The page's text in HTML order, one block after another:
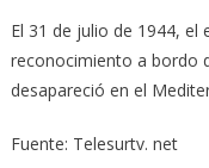
El 31 de julio de 1944, el
reconocimiento a bordo
desapareció en el
Fuente: Telesurtv. net